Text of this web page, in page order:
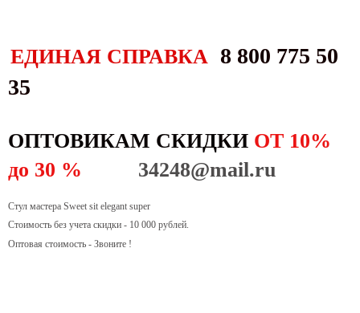
ЕДИНАЯ СПРАВКА 8 800 775 50
35
ОПТОВИКАМ СКИДКИ ОТ 10%
до 30 % 34248@mail.ru
Стул мастера Sweet sit elegant super
Стоимость без учета скидки - 10 000 рублей.
Оптовая стоимость - Звоните !